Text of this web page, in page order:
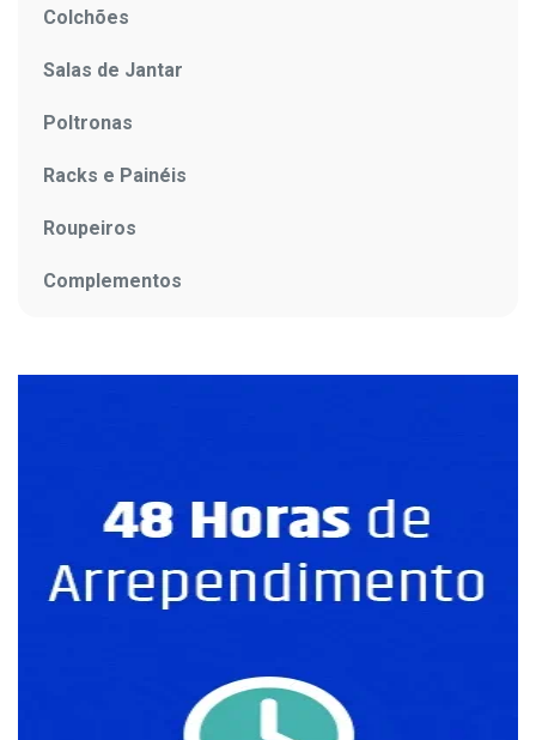
Colchões
Salas de Jantar
Poltronas
Racks e Painéis
Roupeiros
Complementos